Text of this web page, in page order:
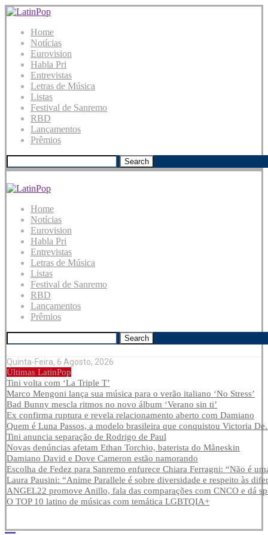
Home
Notícias
Eurovision
Habla Pri
Entrevistas
Letras de Música
Listas
Festival de Sanremo
RBD
Lançamentos
Prêmios
Search
Home
Notícias
Eurovision
Habla Pri
Entrevistas
Letras de Música
Listas
Festival de Sanremo
RBD
Lançamentos
Prêmios
Search
Quinta-Feira, 6 Agosto, 2026
Últimas LatinPop
Tini volta com ‘La Triple T’
Marco Mengoni lança sua música para o verão italiano ‘No Stress’
Bad Bunny mescla ritmos no novo álbum ‘Verano sin ti’
Ex confirma ruptura e revela relacionamento aberto com Damiano
Quem é Luna Passos, a modelo brasileira que conquistou Victoria
Tini anuncia separação de Rodrigo de Paul
Novas denúncias afetam Ethan Torchio, baterista do Måneskin
Damiano David e Dove Cameron estão namorando
Escolha de Fedez para Sanremo enfurece Chiara Ferragni: “Não é
Laura Pausini: “Anime Parallele é sobre diversidade e respeito às
ANGEL22 promove Anillo, fala das comparações com CNCO e dá
O TOP 10 latino de músicas com temática LGBTQIA+